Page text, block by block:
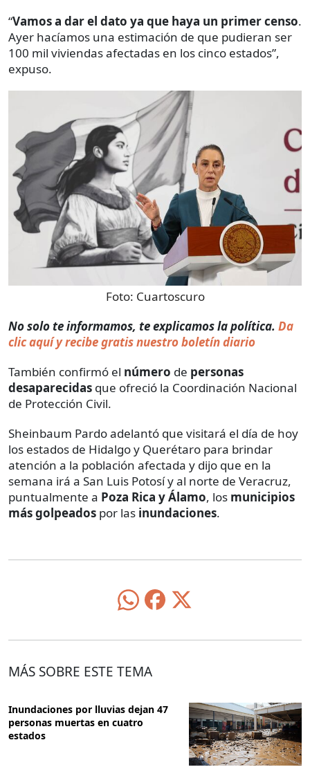
“Vamos a dar el dato ya que haya un primer censo.
Ayer hacíamos una estimación de que pudieran ser
100 mil viviendas afectadas en los cinco estados”,
expuso.
Foto: Cuartoscuro
No solo te informamos, te explicamos la política. Da
clic aquí y recibe gratis nuestro boletín diario
También confirmó el número de personas
desaparecidas que ofreció la Coordinación Nacional
de Protección Civil.
Sheinbaum Pardo adelantó que visitará el día de hoy
los estados de Hidalgo y Querétaro para brindar
atención a la población afectada y dijo que en la
semana irá a San Luis Potosí y al norte de Veracruz,
puntualmente a Poza Rica y Álamo, los municipios
más golpeados por las inundaciones.
MÁS SOBRE ESTE TEMA
Inundaciones por lluvias dejan 47
personas muertas en cuatro
estados